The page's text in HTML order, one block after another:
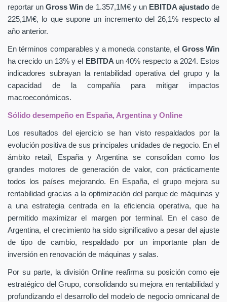
reportar unGross Winde 1.357,1M€ y un EBITDA ajustadode
225,1M€, lo que supone un incremento del 26,1% respecto al
año anterior.
En términos comparables y a moneda constante, el Gross Win
ha crecido un 13% y el
EBITDA un 40% respecto a 2024. Estos
indicadores subrayan la rentabilidad operativa del grupo y la
capacidad de la compañía para mitigar impactos
macroeconómicos.
Sólido desempeño en España, Argentina y Online
Los resultados del ejercicio se han visto respaldados por la
evolución positiva de sus principales unidades de negocio. En el
ámbito retail, España y Argentina se consolidan como los
grandes motores de generación de valor, con prácticamente
todos los países mejorando. En España, el grupo mejora su
rentabilidad gracias a la optimización del parque de máquinas y
a una estrategia centrada en la eficiencia operativa, que ha
permitido maximizar el margen por terminal. En el caso de
Argentina, el crecimiento ha sido significativo a pesar del ajuste
de tipo de cambio, respaldado por un importante plan de
inversión en renovación de máquinas y salas.
Por su parte, la división Online reafirma su posición como eje
estratégico del Grupo, consolidando su mejora en rentabilidad y
profundizando el desarrollo del modelo de negocio omnicanal de